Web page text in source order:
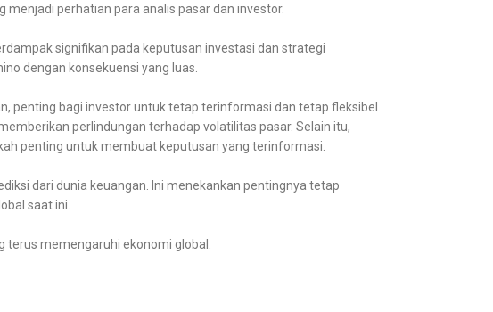
menjadi perhatian para analis pasar dan investor.
signifikan pada keputusan investasi dan strategi
dengan konsekuensi yang luas.
penting bagi investor untuk tetap terinformasi dan tetap fleksibel
perlindungan terhadap volatilitas pasar. Selain itu,
penting untuk membuat keputusan yang terinformasi.
dari dunia keuangan. Ini menekankan pentingnya tetap
saat ini.
memengaruhi ekonomi global.